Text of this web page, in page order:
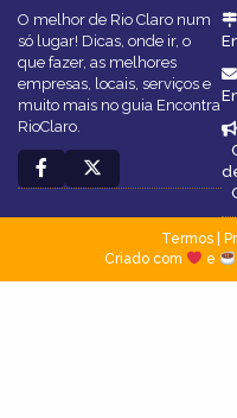
O melhor de Rio Claro num
só lugar! Dicas, onde ir, o
que fazer, as melhores
empresas, locais, serviços e
muito mais no guia Encontra
RioClaro.
Termos|
Criado com
e